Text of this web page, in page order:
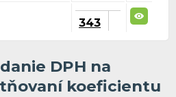
343
DPH na
koeficientu